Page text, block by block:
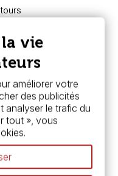
cadeaux
d'emploi
cours
vie
améliorer votre
des publicités
analyser le trafic du
tout », vous